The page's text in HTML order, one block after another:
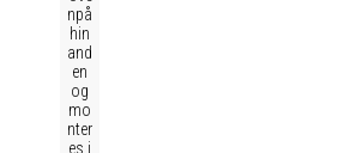
npå
hin
and
en
og
mo
nter
es i